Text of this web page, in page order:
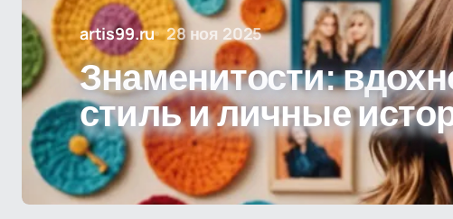
artis99.ru 28 ноя 2025
Знаменитости:
стиль и личные